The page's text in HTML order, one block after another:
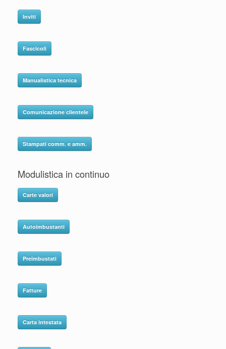
Inviti
Fascicoli
Manualistica tecnica
Comunicazione clientele
Stampati comm. e amm.
Modulistica in continuo
Carte valori
Autoimbustanti
Preimbustati
Fatture
Carta intestata